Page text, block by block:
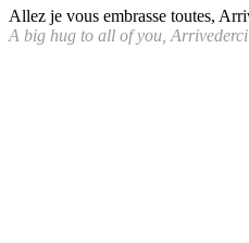
Allez je vous embrasse toutes,
A big hug to all of you,